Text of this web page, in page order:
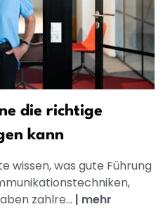
die richtige
kann
wissen, was gute Führung
zahlre... | mehr